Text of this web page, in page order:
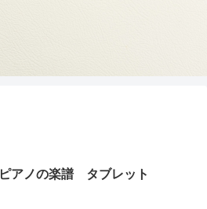
ピアノの楽譜 タブレット